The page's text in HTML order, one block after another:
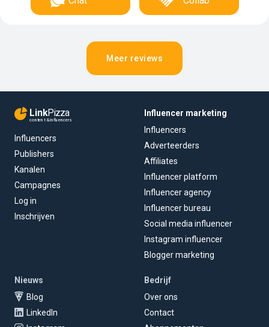
Meer reviews
LinkPizza
content & influencers
Influencers
Publishers
Kanalen
Campagnes
Log in
Inschrijven
Influencer marketing
Influencers
Adverteerders
Affiliates
Influencer platform
Influencer agency
Influencer bureau
Social media influencer
Instagram influencer
Blogger marketing
Nieuws
Blog
LinkedIn
Bedrijf
Over ons
Contact